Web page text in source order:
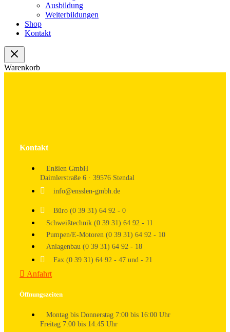
Ausbildung
Weiterbildungen
Shop
Kontakt
Warenkorb
Kontakt
Enßlen GmbH
Daimlerstraße 6 · 39576 Stendal
info@ensslen-gmbh.de
Büro (0 39 31) 64 92 - 0
Schweißtechnik (0 39 31) 64 92 - 11
Pumpen/E-Motoren (0 39 31) 64 92 - 10
Anlagenbau (0 39 31) 64 92 - 18
Fax (0 39 31) 64 92 - 47 und - 21
Anfahrt
Öffnungszeiten
Montag bis Donnerstag 7:00 bis 16:00 Uhr
Freitag 7:00 bis 14:45 Uhr